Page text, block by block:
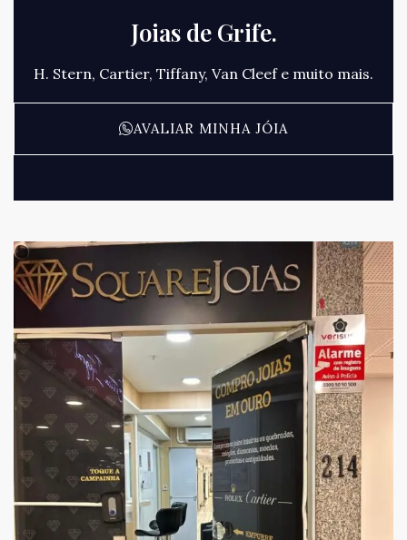
Joias de Grife.
H. Stern, Cartier, Tiffany, Van Cleef e muito mais.
AVALIAR MINHA JÓIA